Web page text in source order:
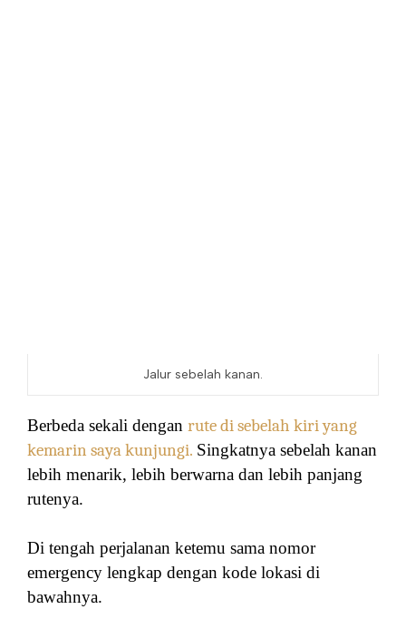
Jalur sebelah kanan.
Berbeda sekali dengan rute di sebelah kiri yang
kemarin saya kunjungi. Singkatnya sebelah kanan
lebih menarik, lebih berwarna dan lebih panjang
rutenya.
Di tengah perjalanan ketemu sama nomor
emergency lengkap dengan kode lokasi di
bawahnya.